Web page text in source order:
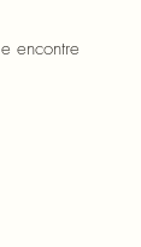
encontre